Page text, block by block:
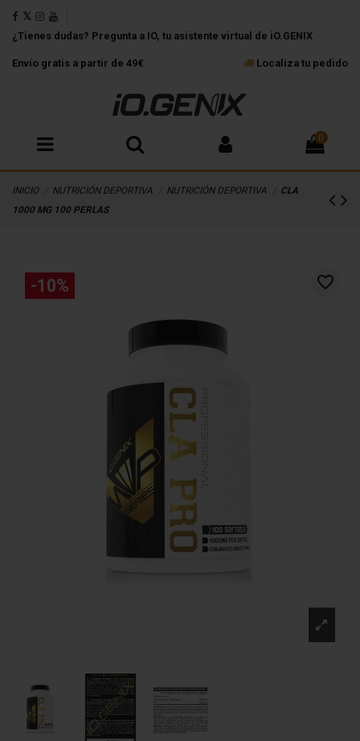
¿Tienes dudas? Pregunta a IO, tu asistente virtual de iO.GENIX
Envío gratis a partir de 49€ Localiza tu pedido
0
INICIO NUTRICIÓN DEPORTIVA NUTRICIÓN DEPORTIVA
CLA
1000 MG 100 PERLAS
-10% favorite_border